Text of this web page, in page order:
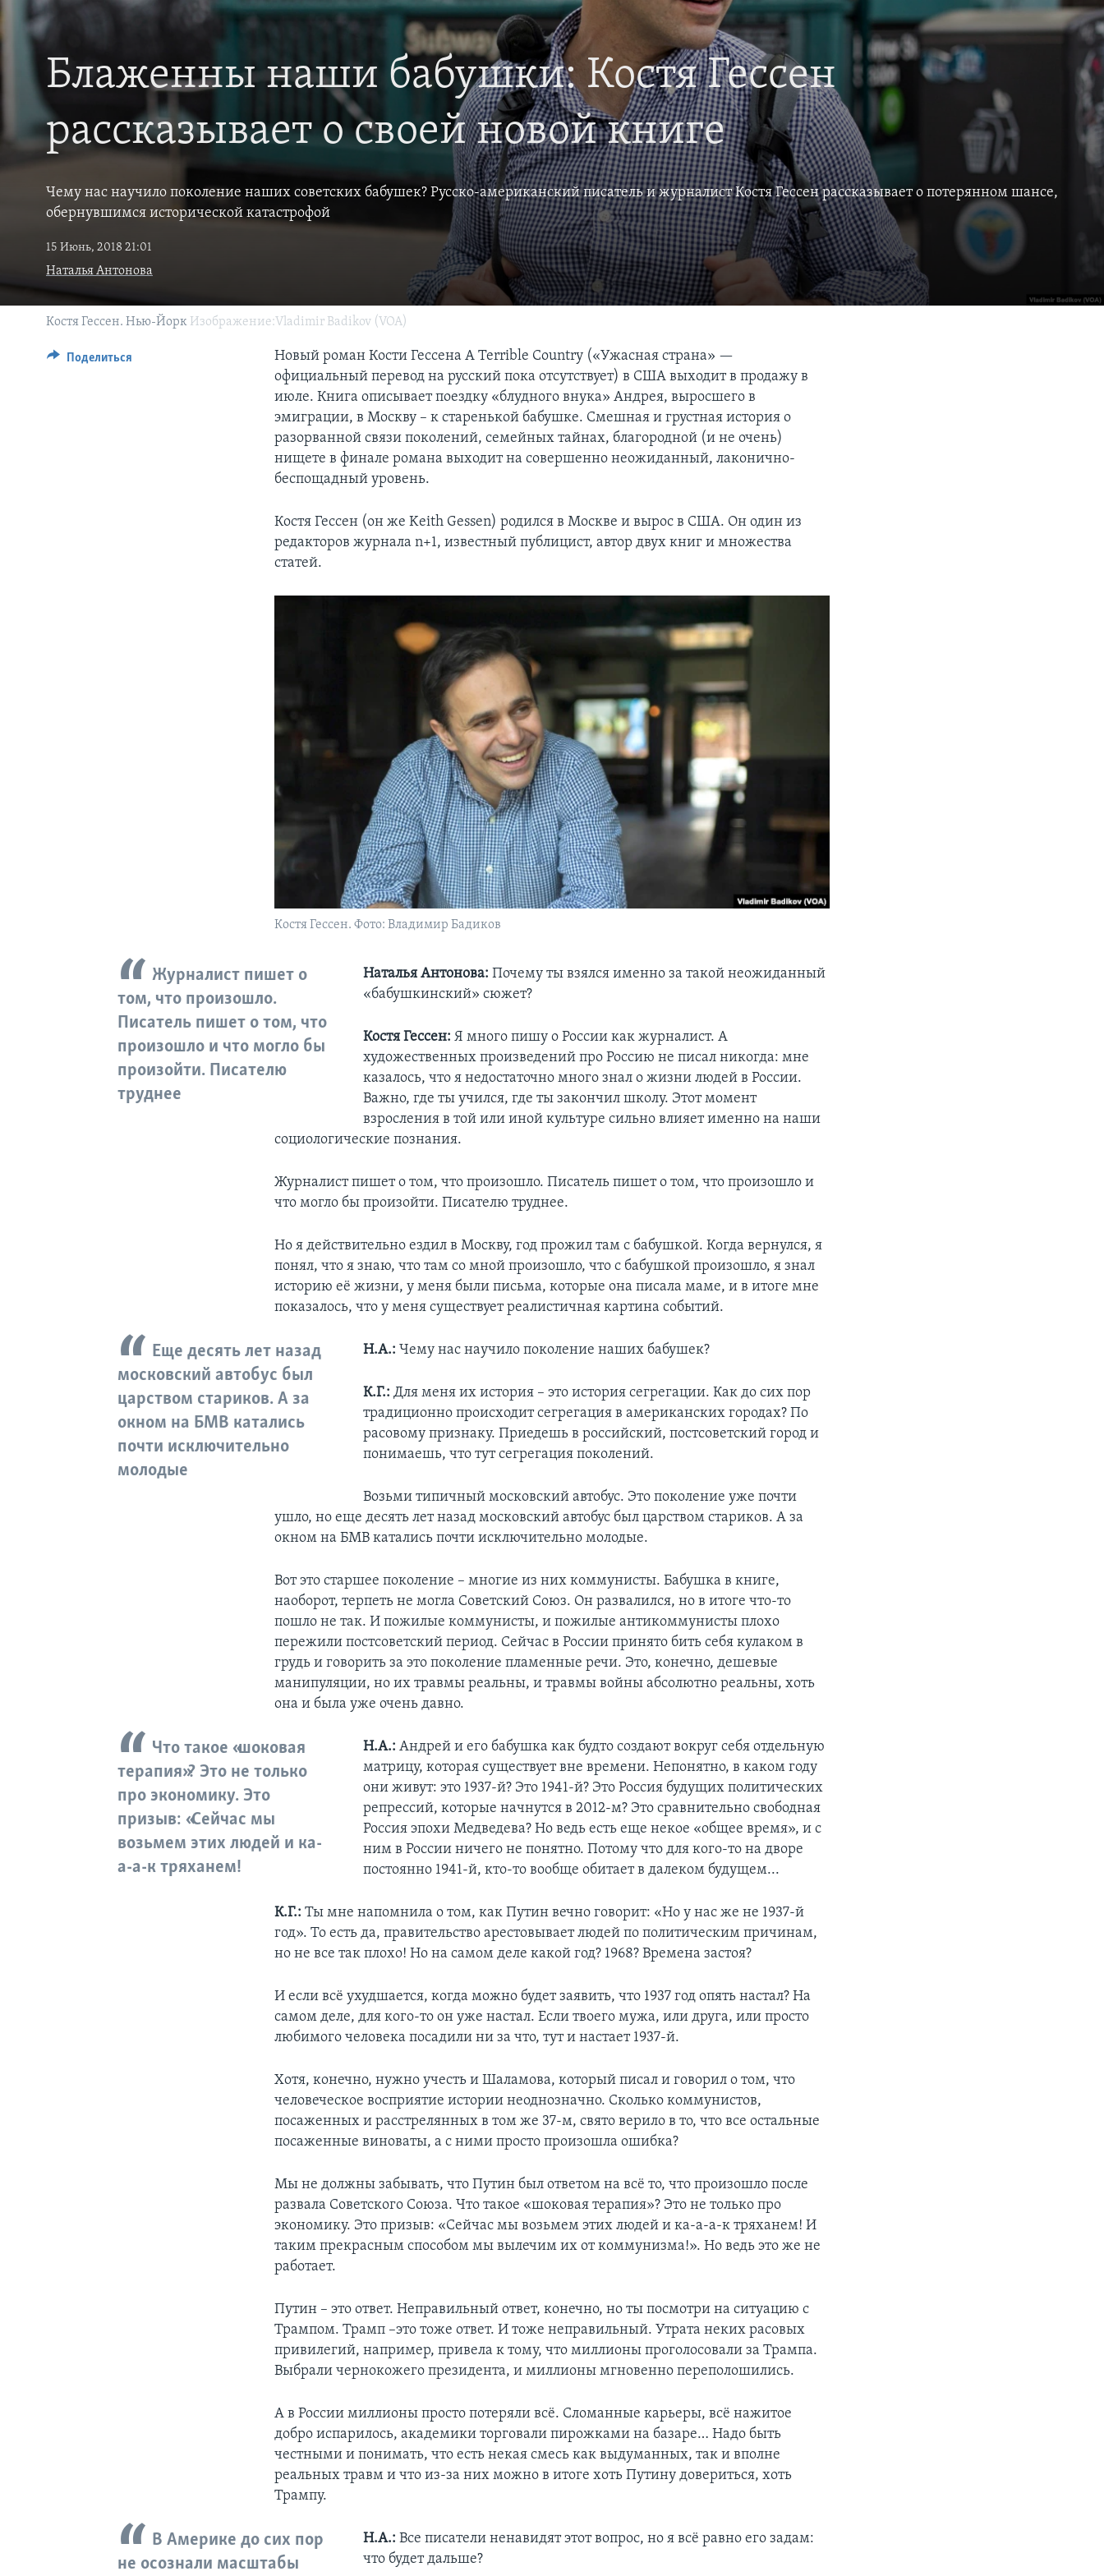
Блаженны наши бабушки: Костя Гессен
рассказывает о своей новой книге
Чему нас научило поколение наших советских бабушек? Русско-американский писатель и журналист Костя Гессен рассказывает о потерянном шансе,
обернувшимся исторической катастрофой
15 Июнь, 2018 21:01
Наталья Антонова
Костя Гессен. Нью-Йорк Изображение:Vladimir Badikov (VOA)
Поделиться
Новый роман Кости Гессена A Terrible Country («Ужасная страна» —
официальный перевод на русский пока отсутствует) в США выходит в продажу в
июле. Книга описывает поездку «блудного внука» Андрея, выросшего в
эмиграции, в Москву – к старенькой бабушке. Смешная и грустная история о
разорванной связи поколений, семейных тайнах, благородной (и не очень)
нищете в финале романа выходит на совершенно неожиданный, лаконично-
беспощадный уровень.
Костя Гессен (он же Keith Gessen) родился в Москве и вырос в США. Он один из
редакторов журнала n+1, известный публицист, автор двух книг и множества
статей.
Костя Гессен. Фото: Владимир Бадиков
Журналист пишет о
том, что произошло.
Писатель пишет о том, что
произошло и что могло бы
произойти. Писателю
труднее
Наталья Антонова: Почему ты взялся именно за такой неожиданный
«бабушкинский» сюжет?​
Костя Гессен: Я много пишу о России как журналист. А
художественных произведений про Россию не писал никогда: мне
казалось, что я недостаточно много знал о жизни людей в России.
Важно, где ты учился, где ты закончил школу. Этот момент
взросления в той или иной культуре сильно влияет именно на наши
социологические познания.
Журналист пишет о том, что произошло. Писатель пишет о том, что произошло и
что могло бы произойти. Писателю труднее.
Но я действительно ездил в Москву, год прожил там с бабушкой. Когда вернулся, я
понял, что я знаю, что там со мной произошло, что с бабушкой произошло, я знал
историю её жизни, у меня были письма, которые она писала маме, и в итоге мне
показалось, что у меня существует реалистичная картина событий.
Еще десять лет назад
московский автобус был
царством стариков. А за
окном на БМВ катались
почти исключительно
молодые
Н.А.: Чему нас научило поколение наших бабушек?
К.Г.: Для меня их история – это история сегрегации. Как до сих пор
традиционно происходит сегрегация в американских городах? По
расовому признаку. Приедешь в российский, постсоветский город и
понимаешь, что тут сегрегация поколений.
Возьми типичный московский автобус. Это поколение уже почти
ушло, но еще десять лет назад московский автобус был царством стариков. А за
окном на БМВ катались почти исключительно молодые.
Вот это старшее поколение – многие из них коммунисты. Бабушка в книге,
наоборот, терпеть не могла Советский Союз. Он развалился, но в итоге что-то
пошло не так. И пожилые коммунисты, и пожилые антикоммунисты плохо
пережили постсоветский период. Сейчас в России принято бить себя кулаком в
грудь и говорить за это поколение пламенные речи. Это, конечно, дешевые
манипуляции, но их травмы реальны, и травмы войны абсолютно реальны, хоть
она и была уже очень давно.
Что такое «шоковая
терапия»? Это не только
про экономику. Это
призыв: «Сейчас мы
возьмем этих людей и ка-
а-а-к тряханем!
Н.А.: Андрей и его бабушка как будто создают вокруг себя отдельную
матрицу, которая существует вне времени. Непонятно, в каком году
они живут: это 1937-й? Это 1941-й? Это Россия будущих политических
репрессий, которые начнутся в 2012-м? Это сравнительно свободная
Россия эпохи Медведева? Но ведь есть еще некое «общее время», и с
ним в России ничего не понятно. Потому что для кого-то на дворе
постоянно 1941-й, кто-то вообще обитает в далеком будущем...
К.Г.: Ты мне напомнила о том, как Путин вечно говорит: «Но у нас же не 1937-й
год». То есть да, правительство арестовывает людей по политическим причинам,
но не все так плохо! Но на самом деле какой год? 1968? Времена застоя?
И если всё ухудшается, когда можно будет заявить, что 1937 год опять настал? На
самом деле, для кого-то он уже настал. Если твоего мужа, или друга, или просто
любимого человека посадили ни за что, тут и настает 1937-й.
Хотя, конечно, нужно учесть и Шаламова, который писал и говорил о том, что
человеческое восприятие истории неоднозначно. Сколько коммунистов,
посаженных и расстрелянных в том же 37-м, свято верило в то, что все остальные
посаженные виноваты, а с ними просто произошла ошибка?
Мы не должны забывать, что Путин был ответом на всё то, что произошло после
развала Советского Союза. Что такое «шоковая терапия»? Это не только про
экономику. Это призыв: «Сейчас мы возьмем этих людей и ка-а-а-к тряханем! И
таким прекрасным способом мы вылечим их от коммунизма!». Но ведь это же не
работает.
Путин – это ответ. Неправильный ответ, конечно, но ты посмотри на ситуацию с
Трампом. Трамп –это тоже ответ. И тоже неправильный. Утрата неких расовых
привилегий, например, привела к тому, что миллионы проголосовали за Трампа.
Выбрали чернокожего президента, и миллионы мгновенно переполошились.
А в России миллионы просто потеряли всё. Сломанные карьеры, всё нажитое
добро испарилось, академики торговали пирожками на базаре… Надо быть
честными и понимать, что есть некая смесь как выдуманных, так и вполне
реальных травм и что из-за них можно в итоге хоть Путину довериться, хоть
Трампу.
В Америке до сих пор
не осознали масштабы
Н.А.: Все писатели ненавидят этот вопрос, но я всё равно его задам:
что будет дальше?